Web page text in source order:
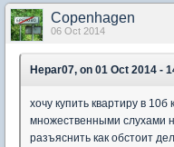
Copenhagen
06 Oct 2014
Hepar07, on 01 Oct 2014 -
хочу купить квартиру в 10б
множественными слухами
разъяснить как обстоит